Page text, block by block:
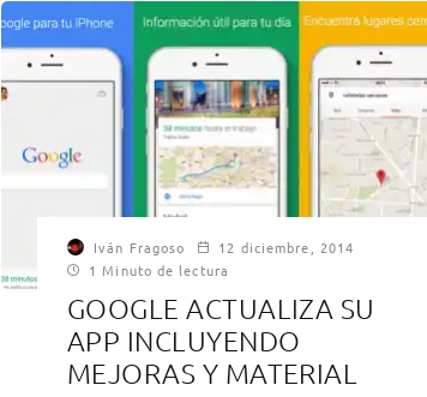
Iván Fragoso
12 diciembre, 2014
1 Minuto de lectura
GOOGLE ACTUALIZA SU
APP INCLUYENDO
MEJORAS Y MATERIAL